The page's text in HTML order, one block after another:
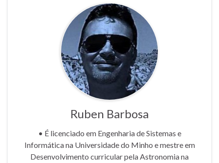
Ruben Barbosa
• É licenciado em Engenharia de Sistemas e
Informática na Universidade do Minho e mestre em
Desenvolvimento curricular pela Astronomia na